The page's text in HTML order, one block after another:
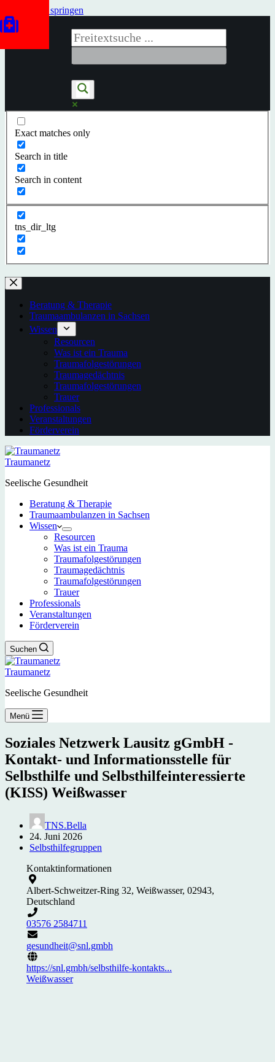
Zum Inhalt springen
Exact matches only
Search in title
Search in content
tns_dir_ltg
Beratung & Therapie
Traumaambulanzen in Sachsen
Wissen
Resourcen
Was ist ein Trauma
Traumafolgestörungen
Traumagedächtnis
Traumafolgestörungen
Trauer
Professionals
Veranstaltungen
Förderverein
Traumanetz
Seelische Gesundheit
Beratung & Therapie
Traumaambulanzen in Sachsen
Wissen
Resourcen
Was ist ein Trauma
Traumafolgestörungen
Traumagedächtnis
Traumafolgestörungen
Trauer
Professionals
Veranstaltungen
Förderverein
Suchen
Traumanetz
Seelische Gesundheit
Menü
Soziales Netzwerk Lausitz gGmbH -
Kontakt- und Informationsstelle für
Selbsthilfe und Selbsthilfeinteressierte
(KISS) Weißwasser
TNS.Bella
24. Juni 2026
Selbsthilfegruppen
Kontaktinformationen
Albert-Schweitzer-Ring 32, Weißwasser, 02943,
Deutschland
03576 2584711
gesundheit@snl.gmbh
https://snl.gmbh/selbsthilfe-kontakts...
Weißwasser